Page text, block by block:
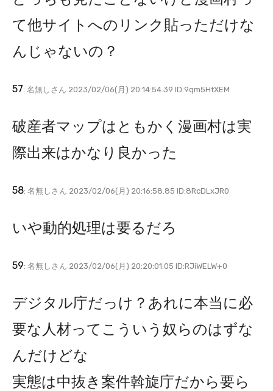
て他サイトへのリンク貼っただけな
んじゃないの？
57: 名無しさん 2023/02/06(月) 20:14:54.39 ID:9qm5HtXEM
破産者マップはともかく漫画村は実
際出来はかなり良かった
58: 名無しさん 2023/02/06(月) 20:16:58.85 ID:8RcDLxJR0
いや動的処理は要るだろ
59: 名無しさん 2023/02/06(月) 20:20:01.05 ID:RJiWELW+0
デジタル庁だっけ？あれに本当に必
要な人材ってこういう奴らのはずな
んだけどな
実態は中抜き案件斡旋庁だから要ら